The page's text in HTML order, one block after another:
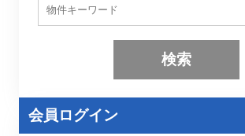
件
検
ー
ド
)
会員ログイン